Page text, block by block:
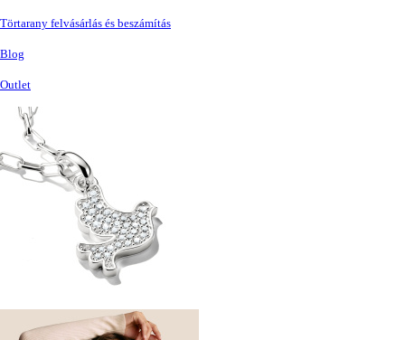
Törtarany felvásárlás és beszámítás
Blog
Outlet